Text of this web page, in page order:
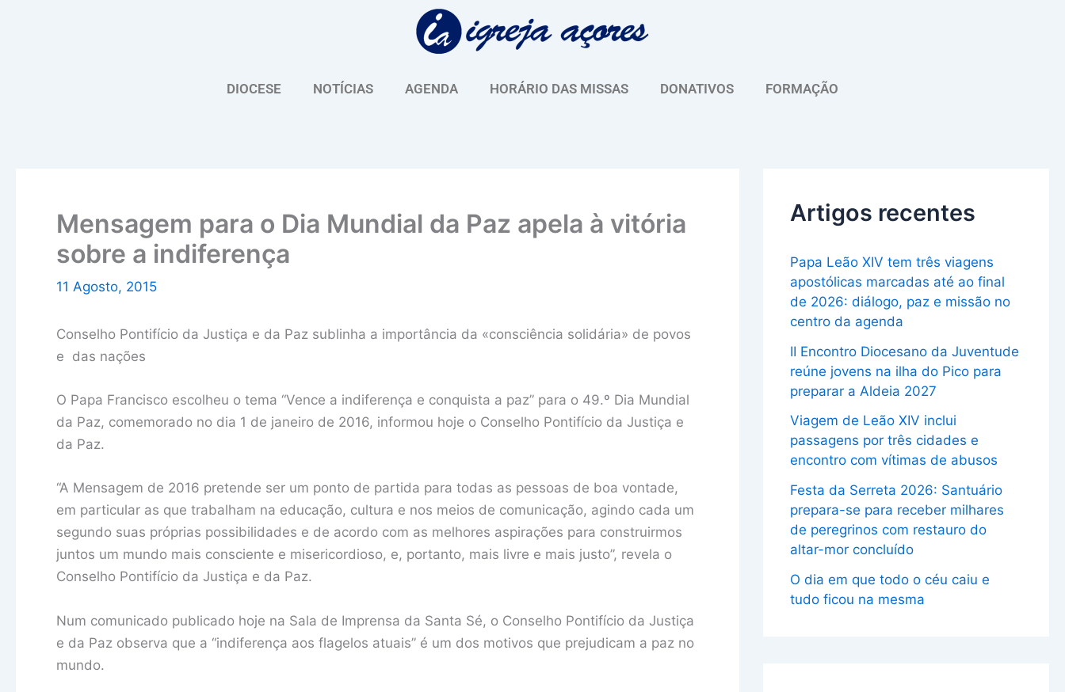
DIOCESE NOTÍCIAS AGENDA HORÁRIO DAS MISSAS DONATIVOS FORMAÇÃO
Mensagem para o Dia Mundial da Paz apela à vitória
sobre a indiferença
11 Agosto, 2015
Conselho Pontifício da Justiça e da Paz sublinha a importância da «consciência solidária» de povos
e das nações
O Papa Francisco escolheu o tema “Vence a indiferença e conquista a paz” para o 49.º Dia Mundial
da Paz, comemorado no dia 1 de janeiro de 2016, informou hoje o Conselho Pontifício da Justiça e
da Paz.
“A Mensagem de 2016 pretende ser um ponto de partida para todas as pessoas de boa vontade,
em particular as que trabalham na educação, cultura e nos meios de comunicação, agindo cada um
segundo suas próprias possibilidades e de acordo com as melhores aspirações para construirmos
juntos um mundo mais consciente e misericordioso, e, portanto, mais livre e mais justo”, revela o
Conselho Pontifício da Justiça e da Paz.
Num comunicado publicado hoje na Sala de Imprensa da Santa Sé, o Conselho Pontifício da Justiça
e da Paz observa que a “indiferença aos flagelos atuais” é um dos motivos que prejudicam a paz no
mundo.
Artigos recentes
Papa Leão XIV tem três viagens
apostólicas marcadas até ao final
de 2026: diálogo, paz e missão no
centro da agenda
II Encontro Diocesano da Juventude
reúne jovens na ilha do Pico para
preparar a Aldeia 2027
Viagem de Leão XIV inclui
passagens por três cidades e
encontro com vítimas de abusos
Festa da Serreta 2026: Santuário
prepara-se para receber milhares
de peregrinos com restauro do
altar-mor concluído
O dia em que todo o céu caiu e
tudo ficou na mesma
u